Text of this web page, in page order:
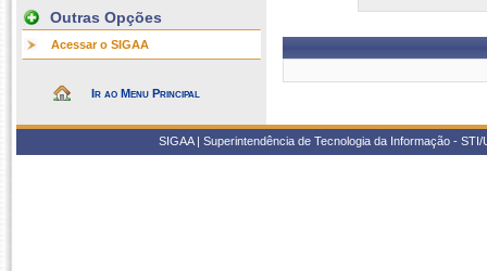
Outras Opções
Acessar o SIGAA
Ir ao Menu Principal
SIGAA | Superintendência de Tecnologia da Informação -